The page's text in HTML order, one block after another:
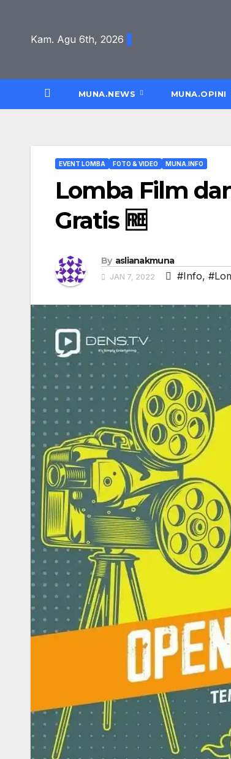
contentKam. Agu 6th, 2026
MUNA.NEWS MUNA.OPINI
EVENT LOMBA FOTO & VIDEO MUNA.INFO
Lomba Film
Gratis 🆓
By aslianakmuna
JAN 7, 2022 #Info,